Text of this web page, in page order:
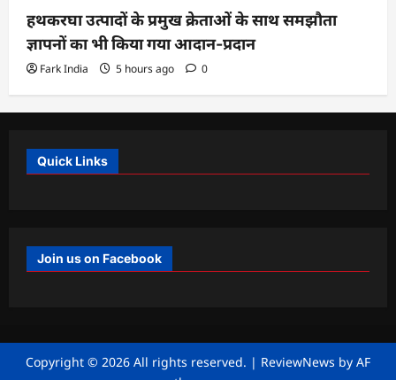
हथकरघा उत्पादों के प्रमुख क्रेताओं के साथ समझौता
ज्ञापनों का भी किया गया आदान-प्रदान
Fark India 5 hours ago 0
Quick Links
Join us on Facebook
Copyright © 2026 All rights reserved. | ReviewNews by AF